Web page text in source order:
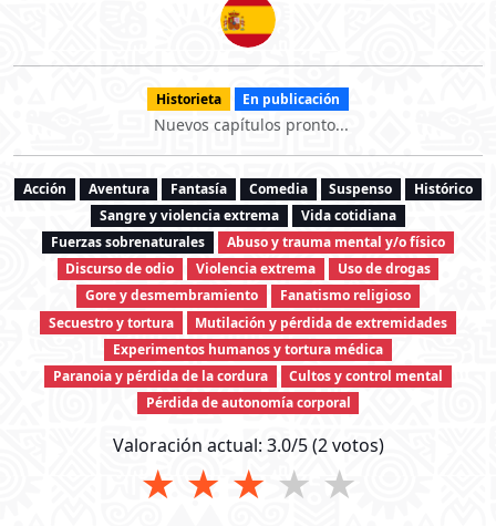
Historieta En publicación
Nuevos capítulos pronto...
Acción Aventura Fantasía Comedia Suspenso
Histórico
Sangre y violencia extrema
Vida cotidiana
Fuerzas sobrenaturales
Abuso y trauma mental y/o físico
Discurso de odio
Violencia extrema
Uso de drogas
Gore y desmembramiento
Fanatismo religioso
Secuestro y tortura
Mutilación y pérdida de extremidades
Experimentos humanos y tortura médica
Paranoia y pérdida de la cordura
Cultos y control mental
Pérdida de autonomía corporal
Valoración actual: 3.0/5 (2votos)
★ ★ ★ ★ ★